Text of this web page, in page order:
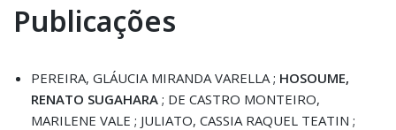
Publicações
PEREIRA, GLÁUCIA MIRANDA VARELLA ; HOSOUME,
RENATO SUGAHARA ; DE CASTRO MONTEIRO,
MARILENE VALE ; JULIATO, CASSIA RAQUEL TEATIN ;